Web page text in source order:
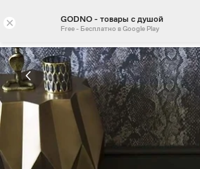
× GODNO - товары с душой
Free - Бесплатно в Google Play